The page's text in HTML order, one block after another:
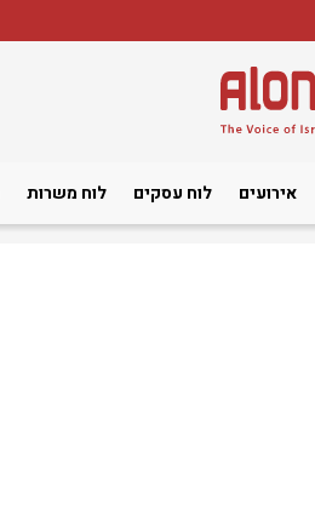
אירועים לוח עסקים לוח משרות